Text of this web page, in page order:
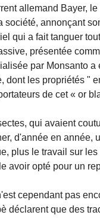
allemand Bayer,
annonçant
qui a fait tanguer
présentée
par Monsanto
dont les propriétés "
de cet « or
qui avaient
d'année en année,
plus le travail sur
avoir opté pour un
cependant pas
déclarent que des